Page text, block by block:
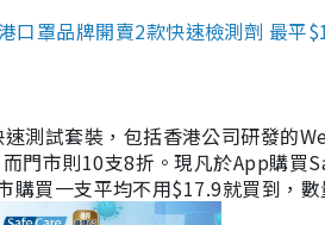
口罩品牌開賣2款快速檢測劑 最
測試套裝，包括香港公司研發的
門市則10支8折。現凡於App購
購買一支平均不用$17.9就買到，數